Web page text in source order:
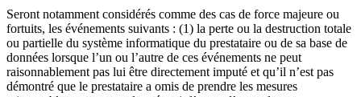
Seront notamment considérés comme des cas de force majeure ou
fortuits, les événements suivants : (1) la perte ou la destruction totale
ou partielle du système informatique du prestataire ou de sa base de
données lorsque l’un ou l’autre de ces événements ne peut
raisonnablement pas lui être directement imputé et qu’il n’est pas
démontré que le prestataire a omis de prendre les mesures